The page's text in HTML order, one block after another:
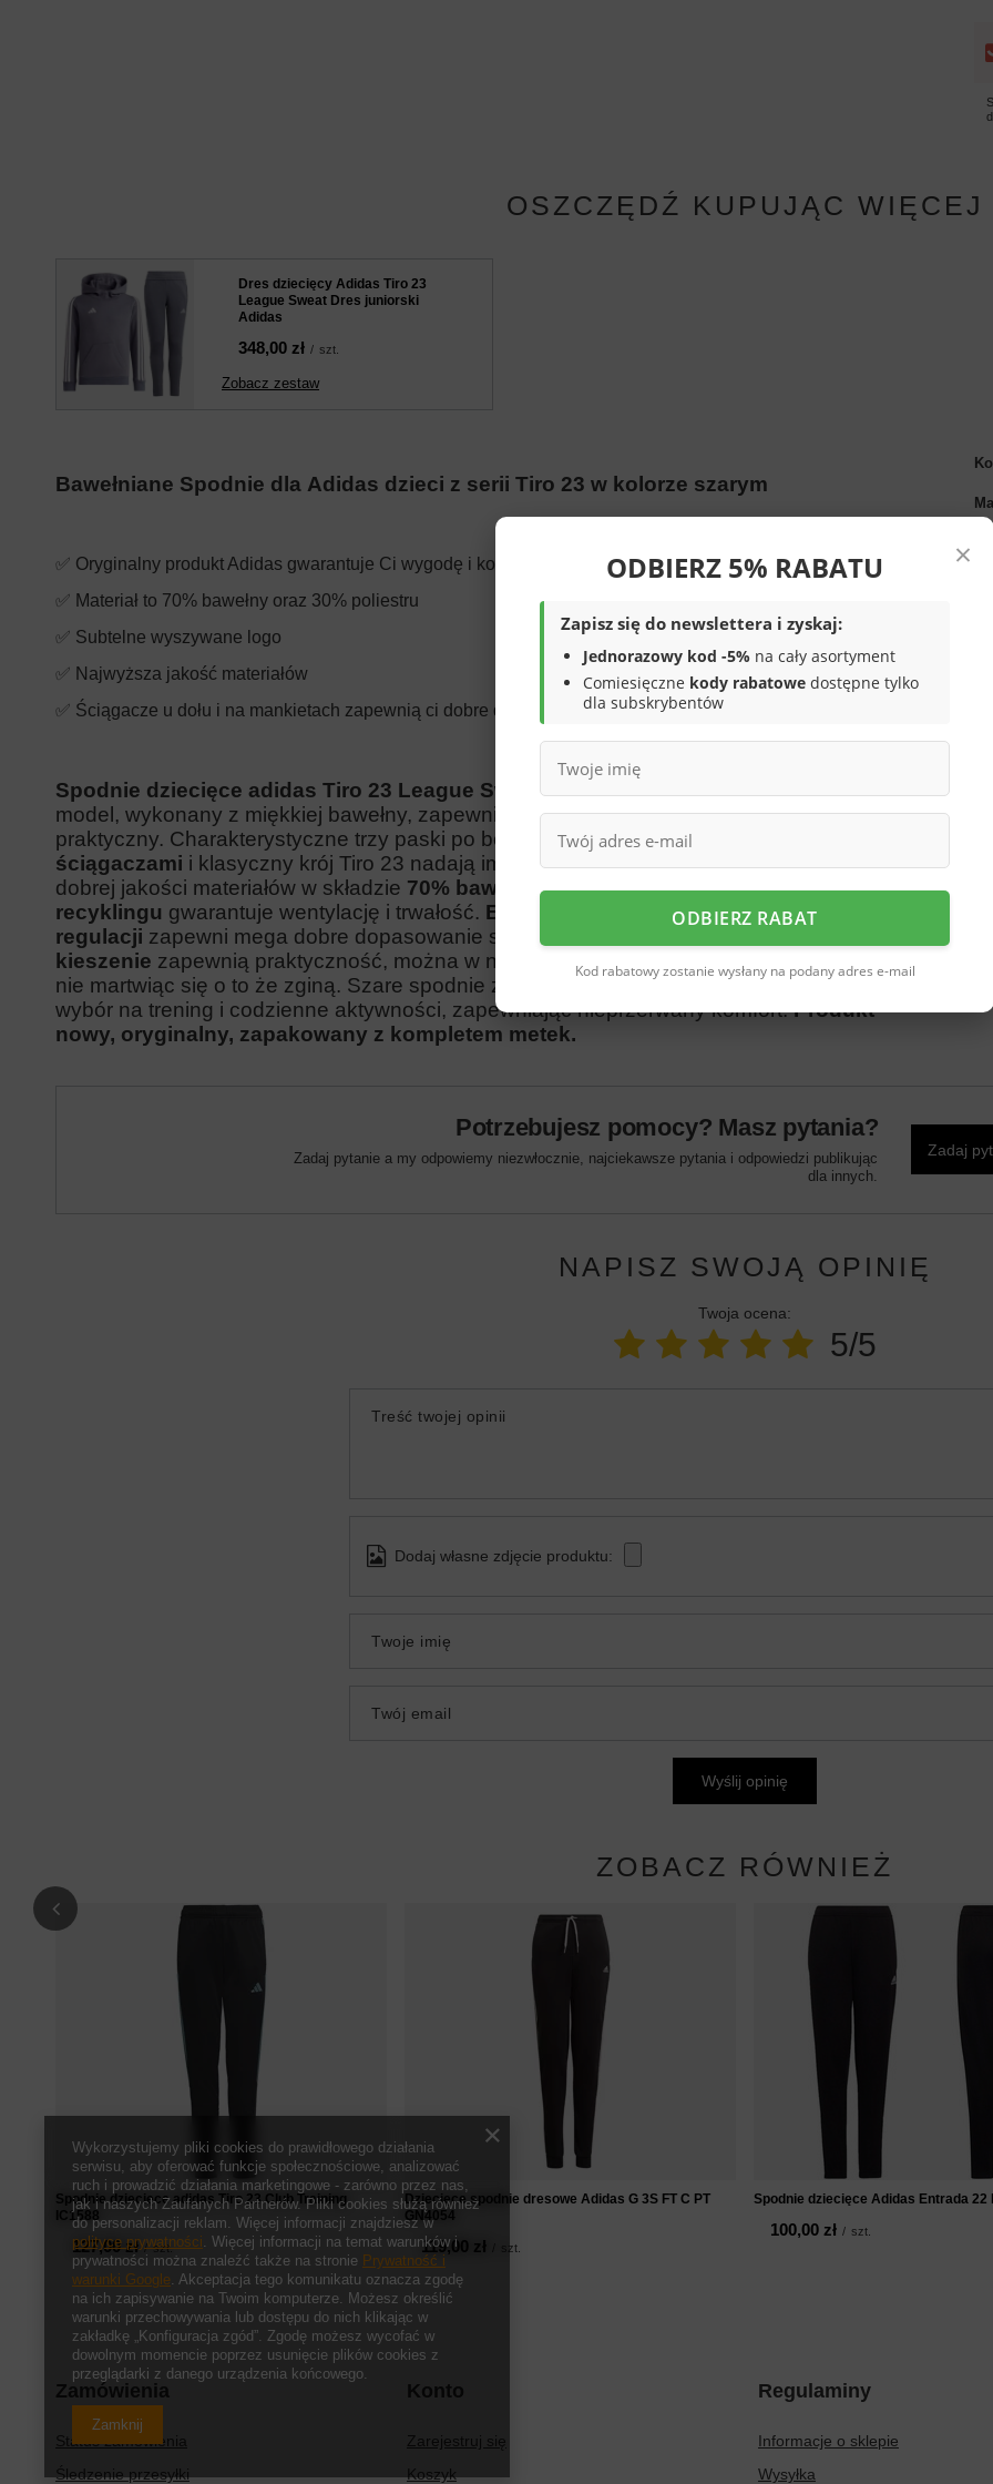
OSZCZĘDŹ KUPUJĄC WIĘCEJ
Dres dziecięcy Adidas Tiro 23
League Sweat Dres juniorski
Adidas
348,00 zł / szt.
Zobacz zestaw
Bawełniane Spodnie dla Adidas dzieci z serii Tiro 23 w kolorze szarym
✅ Oryginalny produkt Adidas gwarantuje Ci wygodę i komfort użytkowania
✅ Materiał to 70% bawełny oraz 30% poliestru
✅ Subtelne wyszywane logo
✅ Najwyższa jakość materiałów
✅ Ściągacze u dołu i na mankietach zapewnią ci dobre dopasowanie i wygodę w użytkowaniu
Spodnie dziecięce adidas Tiro 23 League Sweat HZ3020to sportowy
model, wykonany z miękkiej bawełny, zapewnia komfort, wygodę oraz jest bardzo
praktyczny. Charakterystyczne trzy paski po bokach dodają stylu, zwężane nogawki ze
ściągaczami i klasyczny krój Tiro 23 nadają im dynamiczny wygląd. Wykorzystanie
dobrej jakości materiałów w składzie 70% bawełny i 30% poliestru z
recyklingu gwarantuje wentylację i trwałość. Elastyczna talia z sznurkiem do
regulacji zapewni mega dobre dopasowanie spodni do sylwetki a
kieszenie zapewnią praktyczność, można w nich schować najpotrzebniejsze drobiazgi
nie martwiąc się o to że zginą. Szare spodnie z
logo adidas, to idealny
wybór na trening i codzienne aktywności, zapewniając nieprzerwany komfort. Produkt
nowy, oryginalny, zapakowany z kompletem metek.
Potrzebujesz pomocy? Masz pytania?
Zadaj pytanie a my odpowiemy niezwłocznie, najciekawsze pytania i odpowiedzi publikując
dla innych.
Zadaj
NAPISZ SWOJĄ OPINIĘ
Twoja ocena:
5/5
Treść twojej opinii
Dodaj własne zdjęcie produktu:
Twoje imię
Twój email
Wyślij opinię
ZOBACZ RÓWNIEŻ
Spodnie dziecięce adidas Tiro 23 Club Training
IC1588
127,00 zł / szt.
Dziecięce spodnie dresowe Adidas G 3S FT C PT
GN4054
119,00 zł szt.
Spodnie dziecięce Adidas Entrada 22
100,00 zł / szt.
Zamówienia
Status zamówienia
Śledzenie przesyłki
Konto
Zarejestruj się
Koszyk
Regulaminy
Informacje o sklepie
Wysyłka
×
ODBIERZ 5% RABATU
Zapisz się do newslettera i zyskaj:
Jednorazowy kod -5% na cały asortyment
Comiesięczne kody rabatowe dostępne tylko
dla subskrybentów
ODBIERZ RABAT
Kod rabatowy zostanie wysłany na podany adres e-mail
Wykorzystujemy pliki cookies do prawidłowego działania
serwisu, aby oferować funkcje społecznościowe, analizować
ruch i prowadzić działania marketingowe - zarówno przez nas,
jak i naszych Zaufanych Partnerów. Pliki cookies służą również
do personalizacji reklam. Więcej informacji znajdziesz w
polityce prywatności. Więcej informacji na temat warunków i
prywatności można znaleźć także na stronie Prywatność i
warunki Google. Akceptacja tego komunikatu oznacza zgodę
na ich zapisywanie na Twoim komputerze. Możesz określić
warunki przechowywania lub dostępu do nich klikając w
zakładkę „Konfiguracja zgód”. Zgodę możesz wycofać w
dowolnym momencie poprzez usunięcie plików cookies z
przeglądarki z danego urządzenia końcowego.
Zamknij